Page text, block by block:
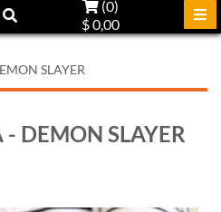
(0)
$ 0,00
SLAYER
DEMON SLAYER